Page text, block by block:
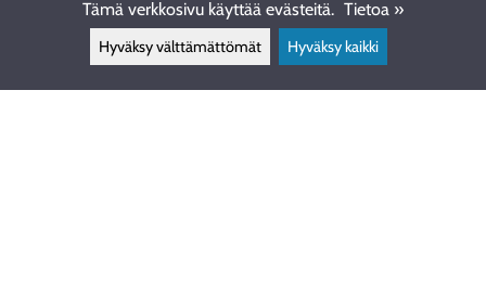
Tämä verkkosivu käyttää evästeitä. Tietoa »
Hyväksy välttämättömät Hyväksy kaikki